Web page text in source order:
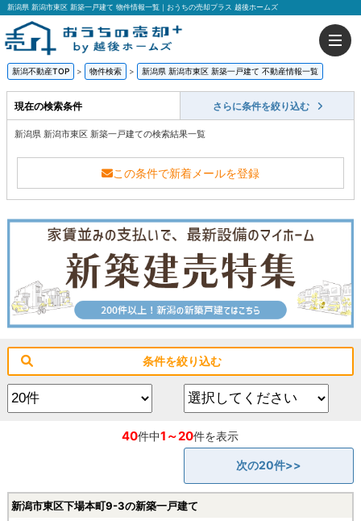
新潟県 新潟市東区 新築一戸建て 物件情報一覧｜おうちの売却プラス 越後ホームズ
新潟不動産TOP > 物件検索 > 新潟県 新潟市東区 新築一戸建て 不動産情報一覧
現在の検索条件 さらに条件を絞り込む
新潟県 新潟市東区 新築一戸建ての検索結果一覧
この条件で新着メールを登録
条件を絞り込む
40件中1～20件を表示
次の20件>>
新潟市東区下場本町9-3の新築一戸建て